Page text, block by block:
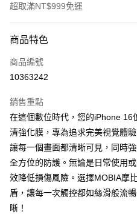
超取滿NT$999免運
信用卡一次付款
LINE Pay
街口支付
悠遊付
AFTEE先享後付
相關說明
【關於「AFTEE先享後付」】
AFTEE先享後付是「在收到商品之後
便利好安心！
ATM付款
商品特色
商品編號
10363242
銷售重點
在這個數位時代，您的iPhone 16
清強化膜，專為追求完美視覺體
讓每一個畫面都清晰可見，同時
全方位的防護。無論是日常使用
效降低損傷風險。選擇MOBIA摩
盾，讓每一次觸控都如絲滑般流
晰！